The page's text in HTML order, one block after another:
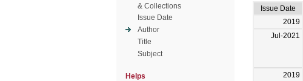
& Collections
Issue Date
Author
Title
Subject
Helps
Issue Date
2019
Jul-2021
2019